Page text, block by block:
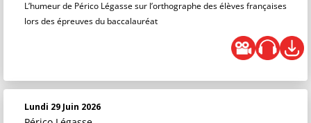
L’humeur de Périco Légasse sur l’orthographe des élèves françaises
lors des épreuves du baccalauréat
Lundi 29 Juin 2026